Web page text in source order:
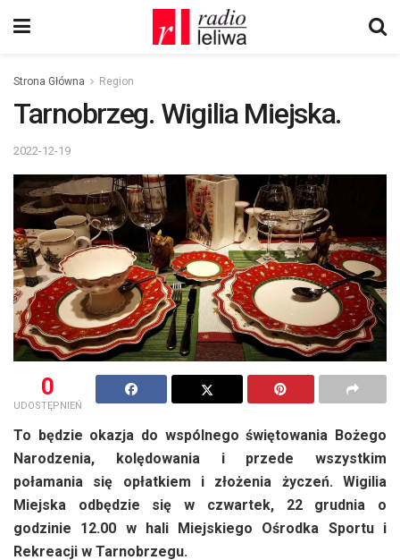
Strona Główna Region
Tarnobrzeg. Wigilia Miejska.
2022-12-19
0
UDOSTĘPNIEŃ
To będzie okazja do wspólnego świętowania Bożego
Narodzenia, kolędowania i przede wszystkim
połamania się opłatkiem i złożenia życzeń. Wigilia
Miejska odbędzie się w czwartek, 22 grudnia o
godzinie 12.00 w hali Miejskiego Ośrodka Sportu i
Rekreacji w Tarnobrzegu.